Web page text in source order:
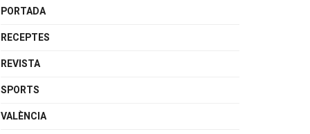
PORTADA
RECEPTES
REVISTA
SPORTS
VALÈNCIA